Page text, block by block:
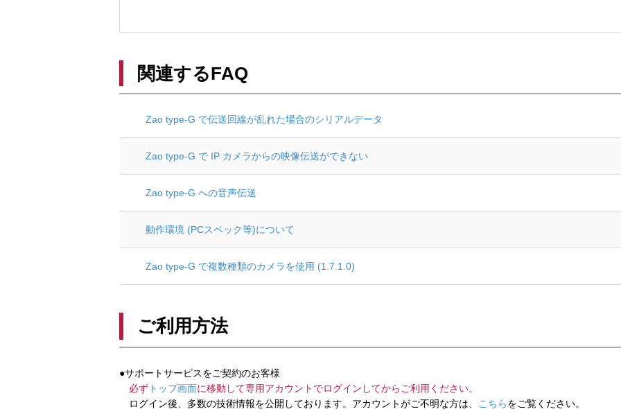
関連するFAQ
Zao type-G で伝送回線が乱れた場合のシリアルデータ
Zao type-G で IP カメラからの映像伝送ができない
Zao type-G への音声伝送
動作環境 (PCスペック等)について
Zao type-G で複数種類のカメラを使用 (1.7.1.0)
ご利用方法
●サポートサービスをご契約のお客様
必ず トップ画面に移動して専用アカウントでログインしてからご利用ください。
ログイン後、多数の技術情報を公開しております。アカウントがご不明な方は、
こちらをご覧ください。